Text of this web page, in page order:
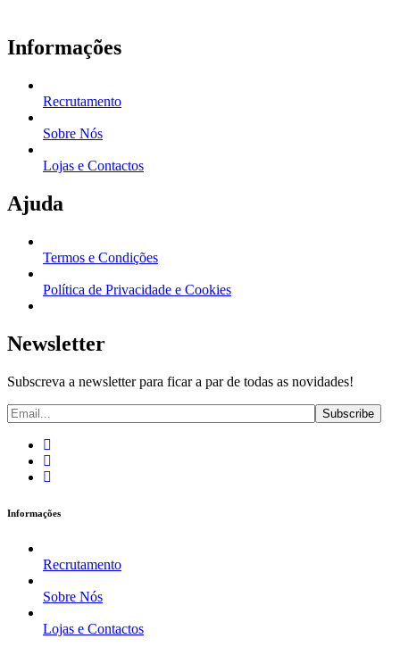
Informações
Recrutamento
Sobre Nós
Lojas e Contactos
Ajuda
Termos e Condições
Política de Privacidade e Cookies
Newsletter
Subscreva a newsletter para ficar a par de todas as novidades!
Informações
Recrutamento
Sobre Nós
Lojas e Contactos